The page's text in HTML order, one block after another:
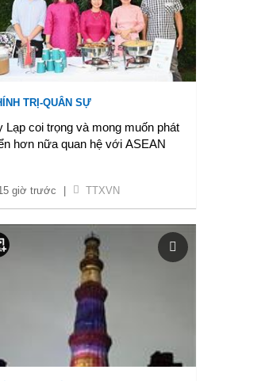
TRỊ-QUÂN SỰ
Lạp coi trọng và mong muốn phát
hơn nữa quan hệ với ASEAN
giờ trước TTXVN